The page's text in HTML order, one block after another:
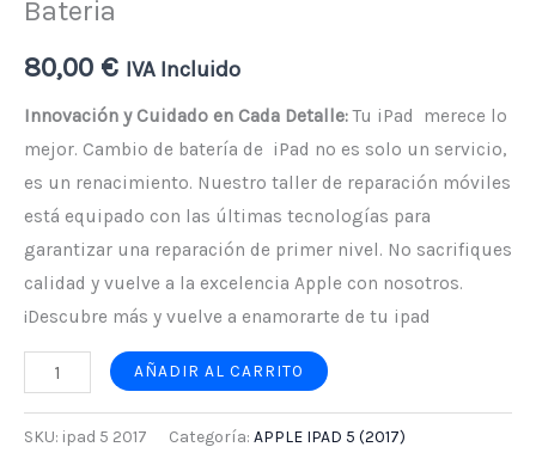
Bateria
80,00 € IVA Incluido
Innovación y Cuidado en Cada Detalle:Tu iPad merece lo
mejor. Cambio de batería de iPad no es solo un servicio,
es un renacimiento. Nuestro taller de reparación móviles
está equipado con las últimas tecnologías para
garantizar una reparación de primer nivel. No sacrifiques
calidad y vuelve a la excelencia Apple con nosotros.
¡Descubre más y vuelve a enamorarte de tu ipad
AÑADIR AL CARRITO
SKU: ipad 5 2017 Categoría: APPLE IPAD 5 (2017)